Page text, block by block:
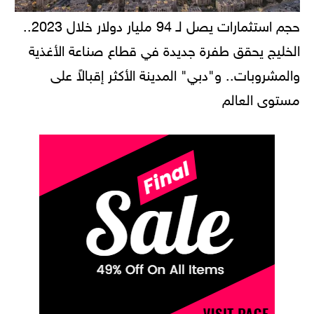
حجم استثمارات يصل لـ 94 مليار دولار خلال 2023..
الخليج يحقق طفرة جديدة في قطاع صناعة الأغذية
والمشروبات.. و"دبي" المدينة الأكثر إقبالاً على
مستوى العالم